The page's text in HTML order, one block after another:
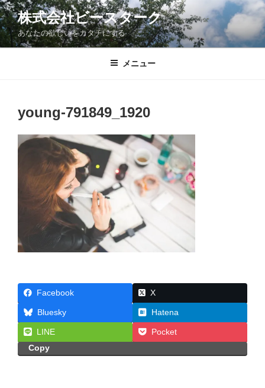
コ
ン
テ
ン
株式会社ビースターク
あなたの欲しいをカタチにする
メニュー
young-791849_1920
Facebook X
Bluesky Hatena
LINE
Pocket
Copy